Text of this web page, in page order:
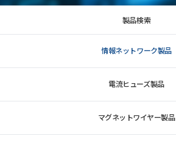
製品検索
情報ネットワーク製品
電流ヒューズ製品
マグネットワイヤー製品